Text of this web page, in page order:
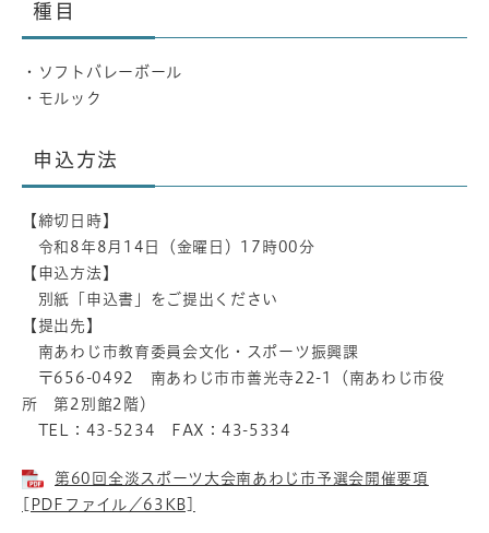
種目
・ソフトバレーボール
・モルック
申込方法
【締切日時】
令和8年8月14日（金曜日）17時00分
【申込方法】
別紙「申込書」をご提出ください
【提出先】
南あわじ市教育委員会文化・スポーツ振興課
〒656-0492 南あわじ市市善光寺22-1（南あわじ市役
所 第2別館2階）
TEL：43-5234 FAX：43-5334
第60回全淡スポーツ大会南あわじ市予選会開催要項
[PDFファイル／63KB]